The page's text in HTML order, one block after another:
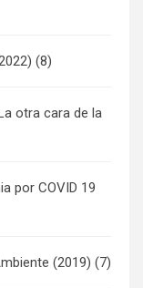
(8)
otra cara de la
por COVID 19
(2019) (7)